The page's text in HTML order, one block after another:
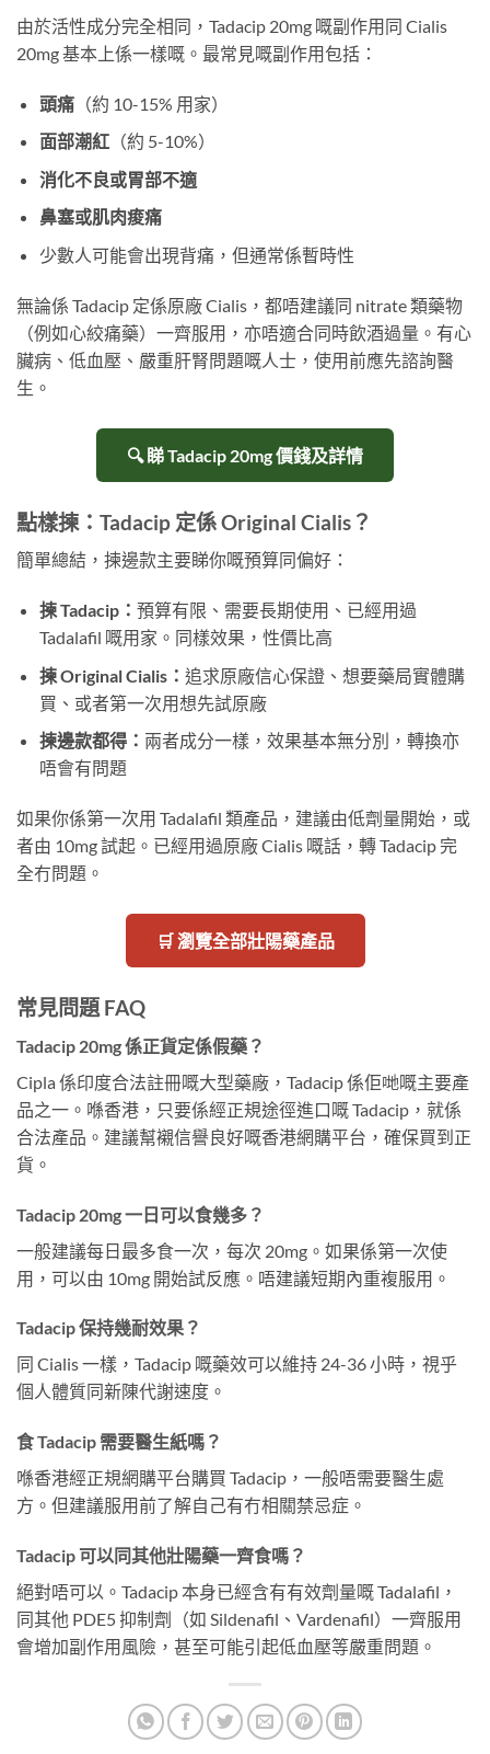
由於活性成分完全相同，Tadacip 20mg 嘅副作用同 Cialis
20mg 基本上係一樣嘅。最常見嘅副作用包括：
頭痛（約 10-15% 用家）
面部潮紅（約 5-10%）
消化不良或胃部不適
鼻塞或肌肉痠痛
少數人可能會出現背痛，但通常係暫時性
無論係 Tadacip 定係原廠 Cialis，都唔建議同 nitrate 類藥物
（例如心絞痛藥）一齊服用，亦唔適合同時飲酒過量。有心
臟病、低血壓、嚴重肝腎問題嘅人士，使用前應先諮詢醫
生。
🔍 睇 Tadacip 20mg 價錢及詳情
點樣揀：Tadacip 定係 Original Cialis？
簡單總結，揀邊款主要睇你嘅預算同偏好：
揀 Tadacip： 預算有限、需要長期使用、已經用過
Tadalafil 嘅用家。同樣效果，性價比高
揀 Original Cialis： 追求原廠信心保證、想要藥局實體購
買、或者第一次用想先試原廠
揀邊款都得： 兩者成分一樣，效果基本無分別，轉換亦
唔會有問題
如果你係第一次用 Tadalafil 類產品，建議由低劑量開始，或
者由 10mg 試起。已經用過原廠 Cialis 嘅話，轉 Tadacip 完
全冇問題。
🛒 瀏覽全部壯陽藥產品
常見問題 FAQ
Tadacip 20mg 係正貨定係假藥？
Cipla 係印度合法註冊嘅大型藥廠，Tadacip 係佢哋嘅主要產
品之一。喺香港，只要係經正規途徑進口嘅 Tadacip，就係
合法產品。建議幫襯信譽良好嘅香港網購平台，確保買到正
貨。
Tadacip 20mg 一日可以食幾多？
一般建議每日最多食一次，每次 20mg。如果係第一次使
用，可以由 10mg 開始試反應。唔建議短期內重複服用。
Tadacip 保持幾耐效果？
同 Cialis 一樣，Tadacip 嘅藥效可以維持 24-36 小時，視乎
個人體質同新陳代謝速度。
食 Tadacip 需要醫生紙嗎？
喺香港經正規網購平台購買 Tadacip，一般唔需要醫生處
方。但建議服用前了解自己有冇相關禁忌症。
Tadacip 可以同其他壯陽藥一齊食嗎？
絕對唔可以。Tadacip 本身已經含有有效劑量嘅 Tadalafil，
同其他 PDE5 抑制劑（如 Sildenafil、Vardenafil）一齊服用
會增加副作用風險，甚至可能引起低血壓等嚴重問題。